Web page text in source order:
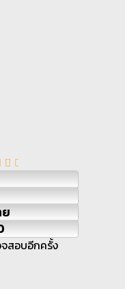
สอบอีกครั้ง